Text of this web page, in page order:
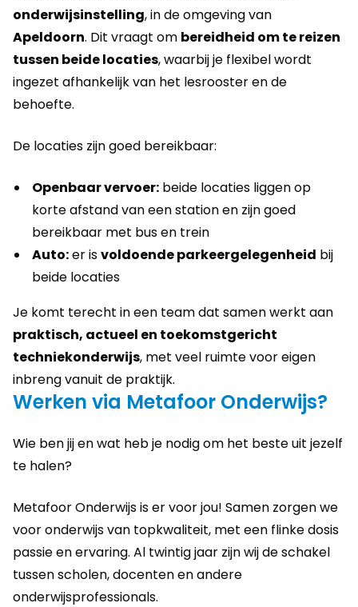
onderwijsinstelling, in de omgeving van
Apeldoorn. Dit vraagt om bereidheid om te reizen
tussen beide locaties, waarbij je flexibel wordt
ingezet afhankelijk van het lesrooster en de
behoefte.
De locaties zijn goed bereikbaar:
Openbaar vervoer: beide locaties liggen op
korte afstand van een station en zijn goed
bereikbaar met bus en trein
Auto:er isvoldoende parkeergelegenheid bij
beide locaties
Je komt terecht in een team dat samen werkt aan
praktisch, actueel en toekomstgericht
techniekonderwijs, met veel ruimte voor eigen
inbreng vanuit de praktijk.
Werken via Metafoor Onderwijs?
Wie ben jij en wat heb je nodig om het beste uit jezelf
te halen?
Metafoor Onderwijs is er voor jou! Samen zorgen we
voor onderwijs van topkwaliteit, met een flinke dosis
passie en ervaring. Al twintig jaar zijn wij de schakel
tussen scholen, docenten en andere
onderwijsprofessionals.